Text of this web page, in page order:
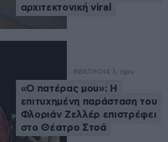
αρχιτεκτονική viral
ΘΕΑΤΡΟ 14 λ. πριν
«Ο πατέρας μου»: Η
επιτυχημένη παράσταση του
Φλοριάν Ζελλέρ επιστρέφει
στο Θέατρο Στοά